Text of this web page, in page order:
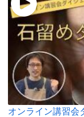
オンライン講習会